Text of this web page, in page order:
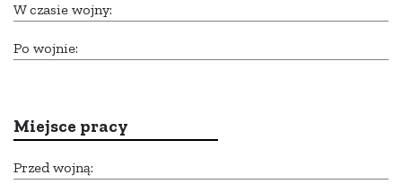
W czasie wojny:
Po wojnie:
Miejsce pracy
Przed wojną: